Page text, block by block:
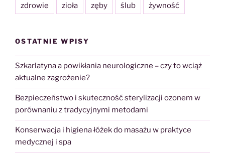
zdrowie zioła zęby ślub żywność
OSTATNIE WPISY
Szkarlatyna a powikłania neurologiczne – czy to wciąż
aktualne zagrożenie?
Bezpieczeństwo i skuteczność sterylizacji ozonem w
porównaniu z tradycyjnymi metodami
Konserwacja i higiena łóżek do masażu w praktyce
medycznej i spa